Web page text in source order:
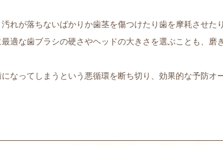
汚れが落ちないばかりか歯茎を傷つけたり歯を摩耗させた
最適な歯ブラシの硬さやヘッドの大きさを選ぶことも、磨
になってしまうという悪循環を断ち切り、効果的な予防